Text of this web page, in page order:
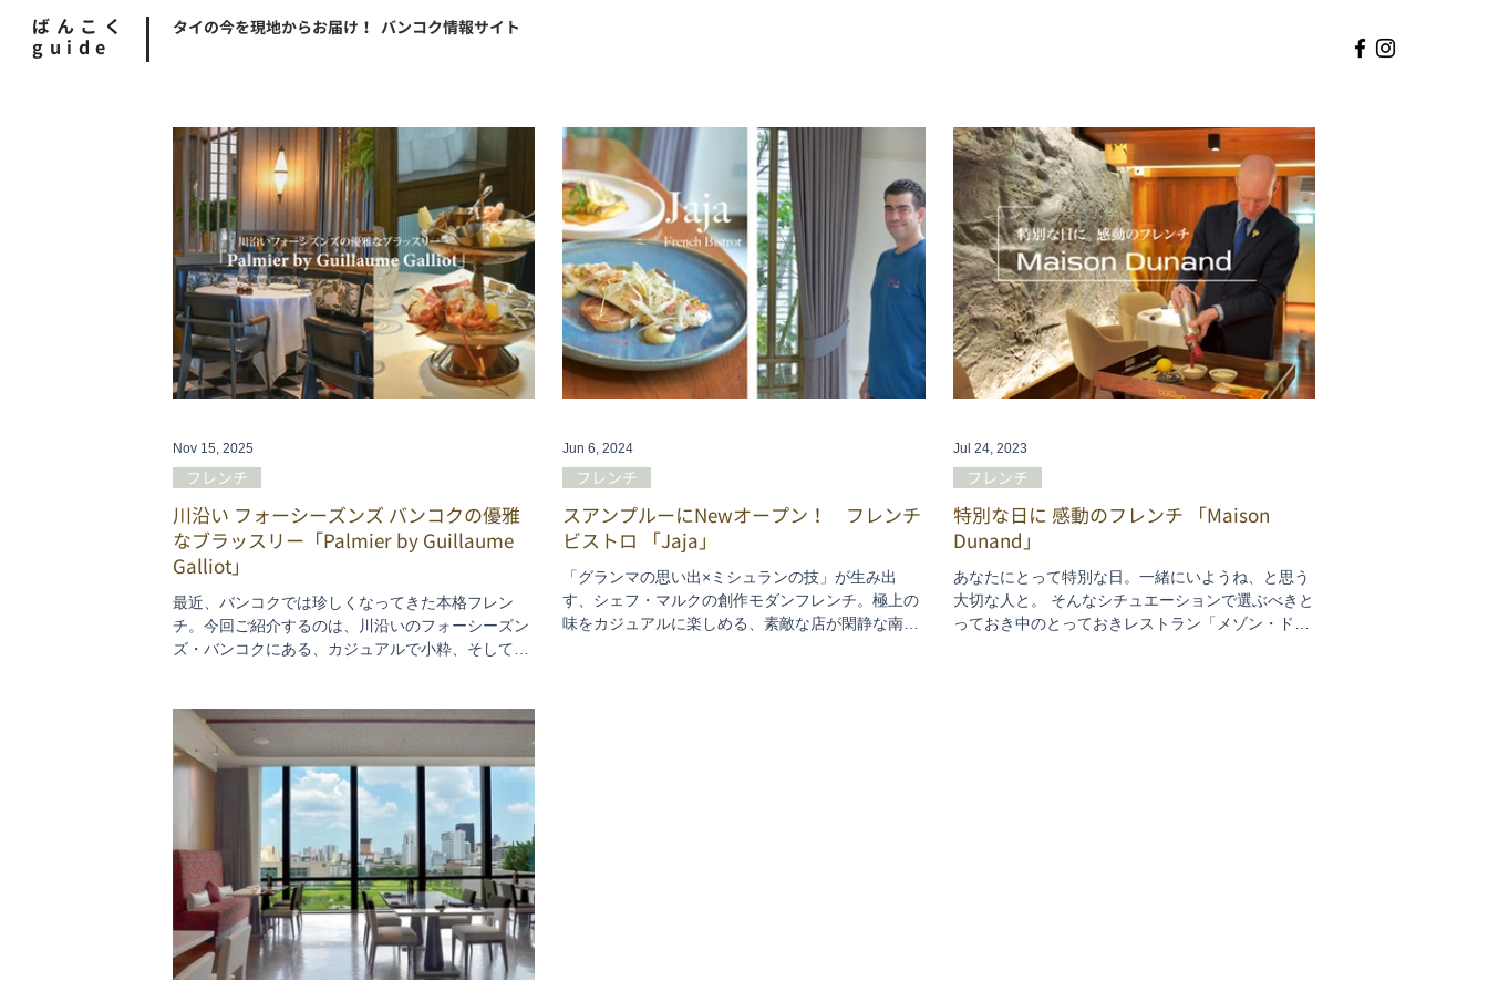
ばんこく
guide
タイの今を現地からお届け！ バンコク情報サイト
川沿い フォーシーズンズ バンコクの優雅
なブラッスリー「Palmier by Guillaume
Galliot」
最近、バンコクでは珍しくなってきた本格フレン
チ。今回ご紹介するのは、川沿いのフォーシーズン
ズ・バンコクにある、カジュアルで小粋、そして、
フレンチ
Nov 15, 2025
スアンプルーにNewオープン！ フレンチ
ビストロ 「Jaja」
「グランマの思い出×ミシュランの技」が生み出
す、シェフ・マルクの創作モダンフレンチ。極上の
味をカジュアルに楽しめる、素敵な店が閑静な南サ
フレンチ
Jun 6, 2024
特別な日に 感動のフレンチ 「Maison
Dunand」
あなたにとって特別な日。一緒にいようね、と思う
大切な人と。 そんなシチュエーションで選ぶべきと
っておき中のとっておきレストラン「メゾン・ドゥ
フレンチ
Jul 24, 2023